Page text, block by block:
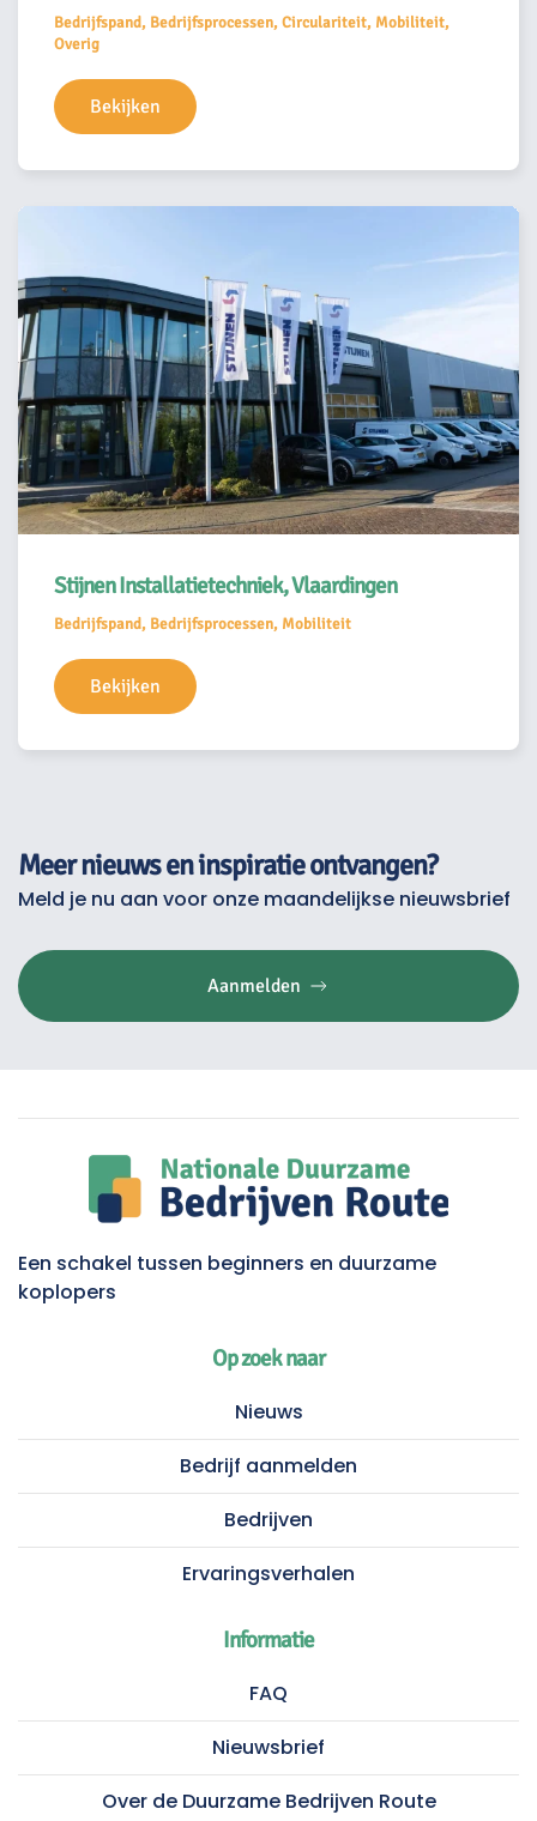
Bedrijfspand, Bedrijfsprocessen, Circulariteit, Mobiliteit,
Overig
Bekijken
Stijnen Installatietechniek, Vlaardingen
Bedrijfspand, Bedrijfsprocessen, Mobiliteit
Bekijken
Meer nieuws en inspiratie ontvangen?
Meld je nu aan voor onze maandelijkse nieuwsbrief
Aanmelden
Een schakel tussen beginners en duurzame
koplopers
Op zoek naar
Nieuws
Bedrijf aanmelden
Bedrijven
Ervaringsverhalen
Informatie
FAQ
Nieuwsbrief
Over de Duurzame Bedrijven Route